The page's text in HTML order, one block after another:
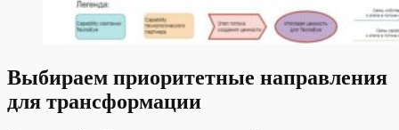
Выбираем приоритетные направления
для трансформации